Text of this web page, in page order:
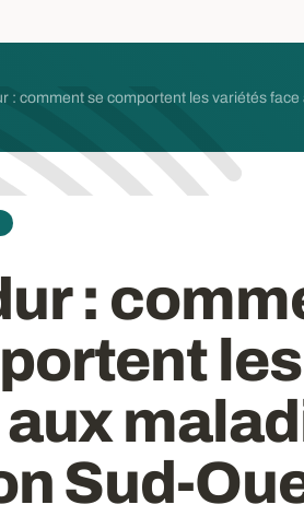
: comment se comportent les variétés
:
Sud-